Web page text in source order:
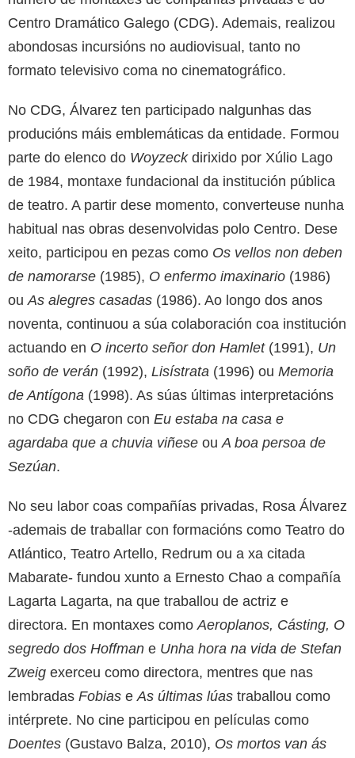
Centro Dramático Galego (CDG). Ademais, realizou
abondosas incursións no audiovisual, tanto no
formato televisivo coma no cinematográfico.
No CDG, Álvarez ten participado nalgunhas das
producións máis emblemáticas da entidade. Formou
parte do elenco do Woyzeckdirixido por Xúlio Lago
de 1984, montaxe fundacional da institución pública
de teatro. A partir dese momento, converteuse nunha
habitual nas obras desenvolvidas polo Centro. Dese
xeito, participou en pezas como Os vellos non deben
de namorarse (1985), O enfermo imaxinario (1986)
ou As alegres casadas (1986). Ao longo dos anos
noventa, continuou a súa colaboración coa institución
actuando en O incerto señor don Hamlet(1991), Un
soño de verán (1992), Lisístrata (1996) ou Memoria
de Antígona (1998). As súas últimas interpretacións
no CDG chegaron con Eu estaba na casa e
agardaba que a chuvia viñese ou A boa persoa de
Sezúan.
No seu labor coas compañías privadas, Rosa Álvarez
-ademais de traballar con formacións como Teatro do
Atlántico, Teatro Artello, Redrum ou a xa citada
Mabarate- fundou xunto a Ernesto Chao a compañía
Lagarta Lagarta, na que traballou de actriz e
directora. En montaxes como Aeroplanos, Cásting, O
segredo dos Hoffman e Unha hora na vida de Stefan
Zweig exerceu como directora, mentres que nas
lembradas Fobias e As últimas lúas traballou como
intérprete. No cine participou en películas como
Doentes (Gustavo Balza, 2010), Os mortos van ás